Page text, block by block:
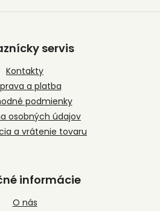
servis
Kontakty
a platba
podmienky
osobných údajov
a vrátenie tovaru
informácie
O nás